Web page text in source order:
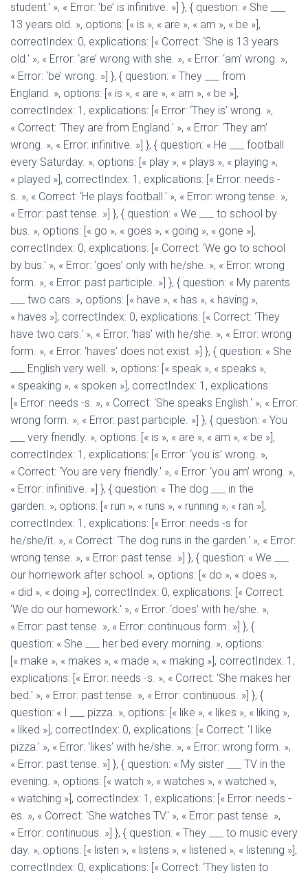
student.' », « Error: ‘be’ is infinitive. »] }, { question: « She ___
13 years old. », options: [« is », « are », « am », « be »],
correctIndex: 0, explications: [« Correct: ‘She is 13 years
old.' », « Error: ‘are’ wrong with she. », « Error: ‘am’ wrong. »,
« Error: ‘be’ wrong. »] }, { question: « They ___ from
England. », options: [« is », « are », « am », « be »],
correctIndex: 1, explications: [« Error: ‘They is’ wrong. »,
« Correct: ‘They are from England.' », « Error: ‘They am’
wrong. », « Error: infinitive. »] }, { question: « He ___ football
every Saturday. », options: [« play », « plays », « playing »,
« played »], correctIndex: 1, explications: [« Error: needs -
s. », « Correct: ‘He plays football.' », « Error: wrong tense. »,
« Error: past tense. »] }, { question: « We ___ to school by
bus. », options: [« go », « goes », « going », « gone »],
correctIndex: 0, explications: [« Correct: ‘We go to school
by bus.' », « Error: ‘goes’ only with he/she. », « Error: wrong
form. », « Error: past participle. »] }, { question: « My parents
___ two cars. », options: [« have », « has », « having »,
« haves »], correctIndex: 0, explications: [« Correct: ‘They
have two cars.' », « Error: ‘has’ with he/she. », « Error: wrong
form. », « Error: ‘haves’ does not exist. »] }, { question: « She
___ English very well. », options: [« speak », « speaks »,
« speaking », « spoken »], correctIndex: 1, explications:
[« Error: needs -s. », « Correct: ‘She speaks English.' », « Error:
wrong form. », « Error: past participle. »] }, { question: « You
___ very friendly. », options: [« is », « are », « am », « be »],
correctIndex: 1, explications: [« Error: ‘you is’ wrong. »,
« Correct: ‘You are very friendly.' », « Error: ‘you am’ wrong. »,
« Error: infinitive. »] }, { question: « The dog ___ in the
garden. », options: [« run », « runs », « running », « ran »],
correctIndex: 1, explications: [« Error: needs -s for
he/she/it. », « Correct: ‘The dog runs in the garden.' », « Error:
wrong tense. », « Error: past tense. »] }, { question: « We ___
our homework after school. », options: [« do », « does »,
« did », « doing »], correctIndex: 0, explications: [« Correct:
‘We do our homework.' », « Error: ‘does’ with he/she. »,
« Error: past tense. », « Error: continuous form. »] }, {
question: « She ___ her bed every morning. », options:
[« make », « makes », « made », « making »], correctIndex: 1,
explications: [« Error: needs -s. », « Correct: ‘She makes her
bed.' », « Error: past tense. », « Error: continuous. »] }, {
question: « I ___ pizza. », options: [« like », « likes », « liking »,
« liked »], correctIndex: 0, explications: [« Correct: ‘I like
pizza.' », « Error: ‘likes’ with he/she. », « Error: wrong form. »,
« Error: past tense. »] }, { question: « My sister ___ TV in the
evening. », options: [« watch », « watches », « watched »,
« watching »], correctIndex: 1, explications: [« Error: needs -
es. », « Correct: ‘She watches TV.' », « Error: past tense. »,
« Error: continuous. »] }, { question: « They ___ to music every
day. », options: [« listen », « listens », « listened », « listening »],
correctIndex: 0, explications: [« Correct: ‘They listen to